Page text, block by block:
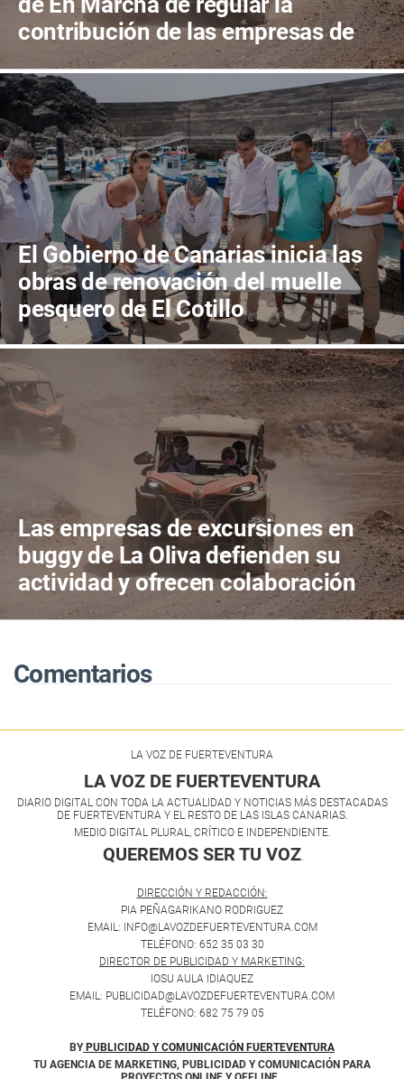
contribución de las empresas de
quads al mantenimiento de las
pistas de tierra de La Oliva
El Gobierno de Canarias inicia las
obras de renovación del muelle
pesquero de El Cotillo
Las empresas de excursiones en
buggy de La Oliva defienden su
actividad y ofrecen colaboración
para proteger el territorio
Comentarios
LA VOZ DE FUERTEVENTURA
LA VOZ DE FUERTEVENTURA
DIARIO DIGITAL CON TODA LA ACTUALIDAD Y NOTICIAS MÁS DESTACADAS
DE FUERTEVENTURA Y EL RESTO DE LAS ISLAS CANARIAS.
MEDIO DIGITAL PLURAL, CRÍTICO E INDEPENDIENTE.
QUEREMOS SER TU VOZ.
DIRECCIÓN Y REDACCIÓN:
PIA PEÑAGARIKANO RODRIGUEZ
EMAIL: INFO@LAVOZDEFUERTEVENTURA.COM
TELÉFONO: 652 35 03 30
DIRECTOR DE PUBLICIDAD Y MARKETING:
IOSU AULA IDIAQUEZ
EMAIL: PUBLICIDAD@LAVOZDEFUERTEVENTURA.COM
TELÉFONO: 682 75 79 05
BY PUBLICIDAD Y COMUNICACIÓN FUERTEVENTURA
TU AGENCIA DE MARKETING, PUBLICIDAD Y COMUNICACIÓN PARA